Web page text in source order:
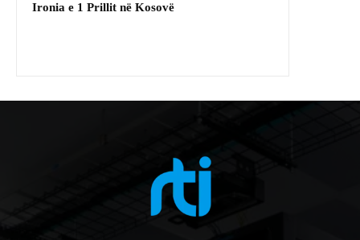
Ironia e 1 Prillit në Kosovë